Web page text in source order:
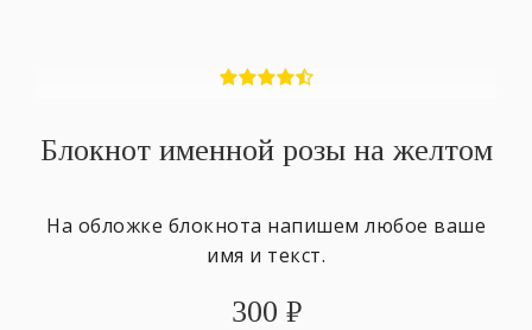
Блокнот именной розы на желтом
На обложке блокнота напишем любое ваше
имя и текст.
300 ₽